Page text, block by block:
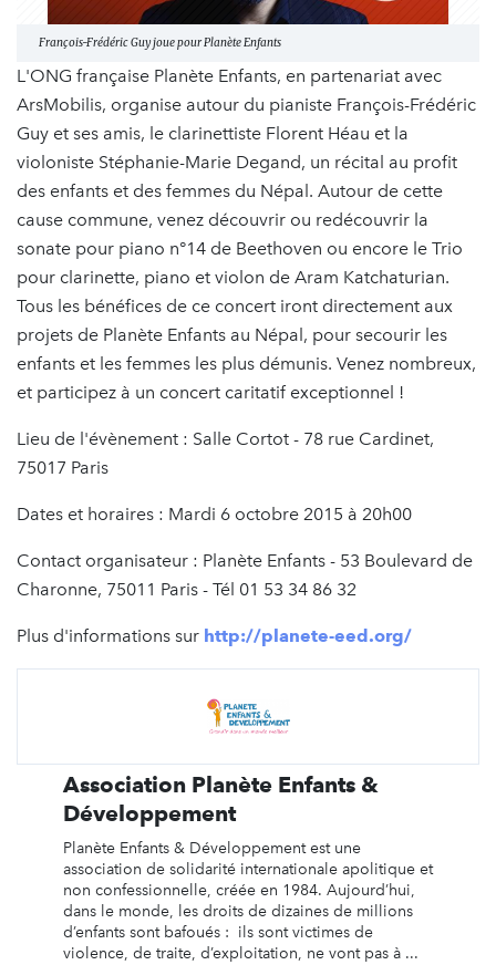
François-Frédéric Guy joue pour Planète Enfants
L'ONG française Planète Enfants, en partenariat avec
ArsMobilis, organise autour du pianiste François-Frédéric
Guy et ses amis, le clarinettiste Florent Héau et la
violoniste Stéphanie-Marie Degand, un récital au profit
des enfants et des femmes du Népal. Autour de cette
cause commune, venez découvrir ou redécouvrir la
sonate pour piano n°14 de Beethoven ou encore le Trio
pour clarinette, piano et violon de Aram Katchaturian.
Tous les bénéfices de ce concert iront directement aux
projets de Planète Enfants au Népal, pour secourir les
enfants et les femmes les plus démunis. Venez nombreux,
et participez à un concert caritatif exceptionnel !
Lieu de l'évènement : Salle Cortot - 78 rue Cardinet,
75017 Paris
Dates et horaires : Mardi 6 octobre 2015 à 20h00
Contact organisateur : Planète Enfants - 53 Boulevard de
Charonne, 75011 Paris - Tél 01 53 34 86 32
Plus d'informations sur http://planete-eed.org/
Association Planète Enfants &
Développement
Planète Enfants & Développement est une
association de solidarité internationale apolitique et
non confessionnelle, créée en 1984. Aujourd’hui,
dans le monde, les droits de dizaines de millions
d’enfants sont bafoués : ils sont victimes de
violence, de traite, d’exploitation, ne vont pas à ...